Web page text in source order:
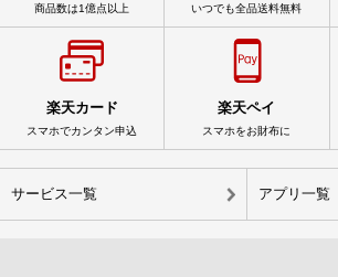
商品数は1億点以上 いつでも全品送料無料
楽天カード
スマホでカンタン申込
楽天ペイ
スマホをお財布に
サービス一覧 アプリ一覧